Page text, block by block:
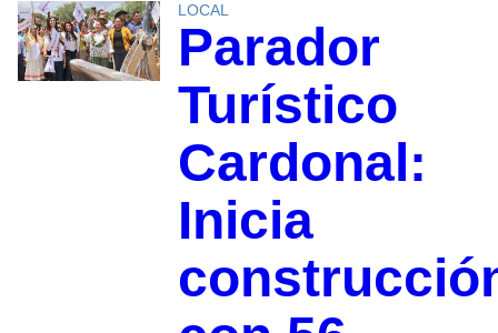
LOCAL
Parador
Turístico
Cardonal:
Inicia